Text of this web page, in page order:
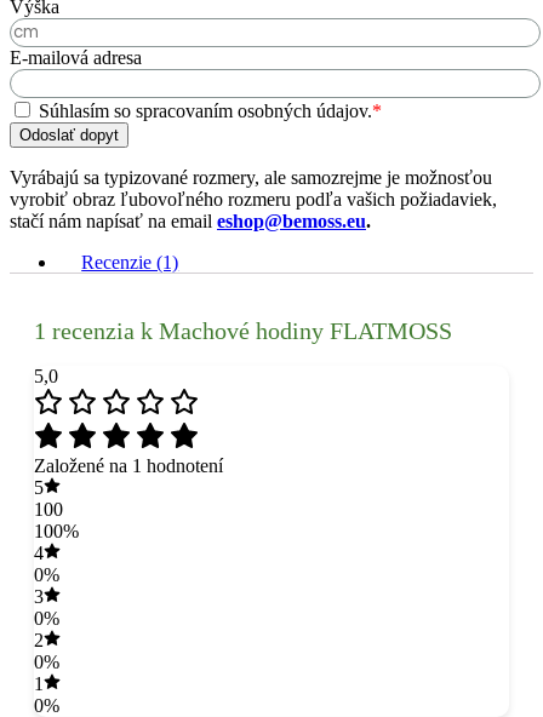
Výška
E-mailová adresa
Súhlasím so spracovaním osobných údajov.*
Odoslať dopyt
Vyrábajú sa typizované rozmery, ale samozrejme je možnosťou
vyrobiť obraz ľubovoľného rozmeru podľa vašich požiadaviek,
stačí nám napísať na email eshop@bemoss.eu.
Recenzie (1)
1 recenzia k Machové hodiny FLATMOSS
5,0
Založené na 1 hodnotení
5
100
100%
4
0%
3
0%
2
0%
1
0%